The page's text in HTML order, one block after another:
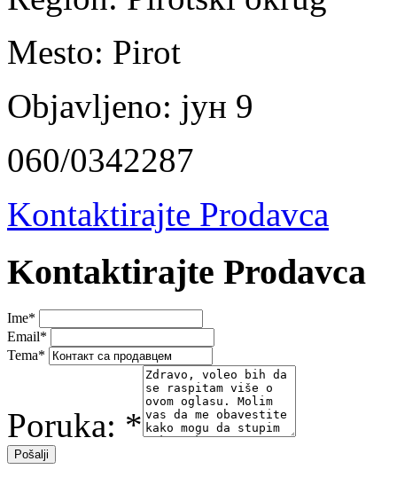
Mesto: Pirot
Objavljeno: јун 9
060/0342287
Kontaktirajte Prodavca
Kontaktirajte Prodavca
Ime*
Email*
Tema*
Poruka: *